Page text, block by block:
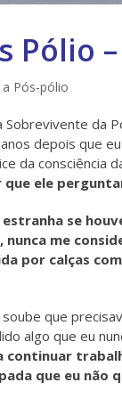
Pólio
Pós-pólio
da
depois que
da
ele
se
me
por calças
que
algo que eu
que eu não